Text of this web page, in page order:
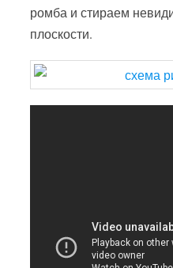
ромба и стираем
плоскости.